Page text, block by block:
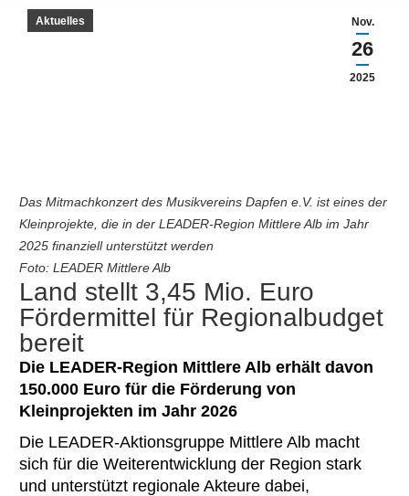
Nov.
26
2025
Aktuelles
Das Mitmachkonzert des Musikvereins Dapfen e.V. ist eines der
Kleinprojekte, die in der LEADER-Region Mittlere Alb im Jahr
2025 finanziell unterstützt werden
Foto: LEADER Mittlere Alb
Land stellt 3,45 Mio. Euro
Fördermittel für Regionalbudget
bereit
Die LEADER-Region Mittlere Alb erhält davon
150.000 Euro für die Förderung von
Kleinprojekten im Jahr 2026
Die LEADER-Aktionsgruppe Mittlere Alb macht
sich für die Weiterentwicklung der Region stark
und unterstützt regionale Akteure dabei,